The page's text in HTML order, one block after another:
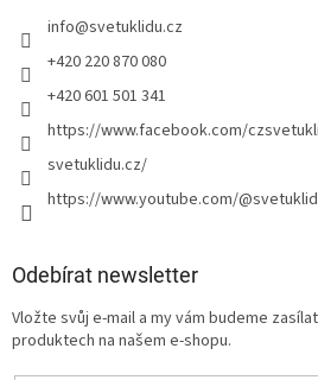
info@svetuklidu.cz
+420 220 870 080
+420 601 501 341
https://www.facebook.com/
svetuklidu.cz/
https://www.youtube.com/
Odebírat newsletter
Vložte svůj e-mail a my vám budeme
produktech na našem e-shopu.